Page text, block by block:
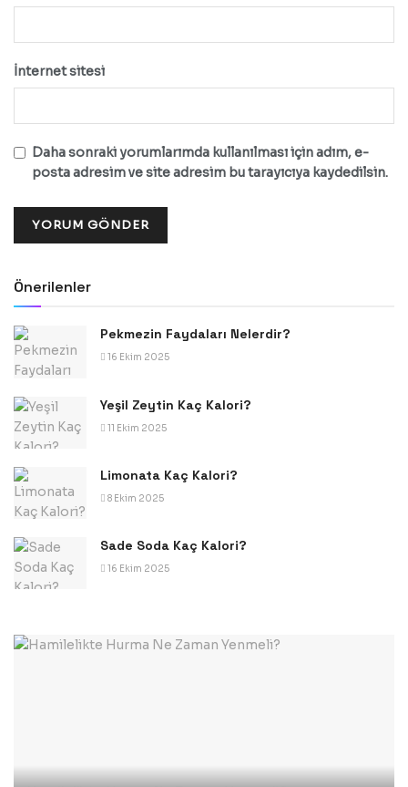
İnternet sitesi
Daha sonraki yorumlarımda kullanılması için adım, e-
posta adresim ve site adresim bu tarayıcıya kaydedilsin.
Önerilenler
Pekmezin Faydaları Nelerdir?
16 Ekim 2025
Yeşil Zeytin Kaç Kalori?
11 Ekim 2025
Limonata Kaç Kalori?
8 Ekim 2025
Sade Soda Kaç Kalori?
16 Ekim 2025